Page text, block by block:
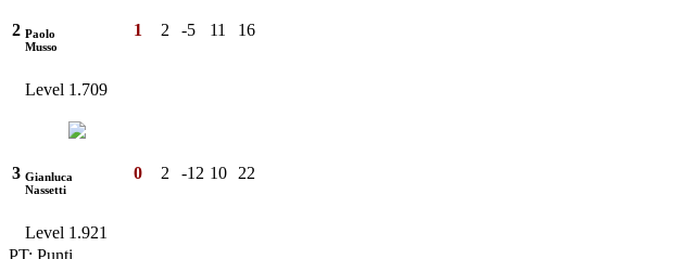
2 Paolo
Musso
Level 1.709
1 2 -5 11 16
3 Gianluca
Nassetti
Level 1.921
0 2 -12 10 22
PT: Punti